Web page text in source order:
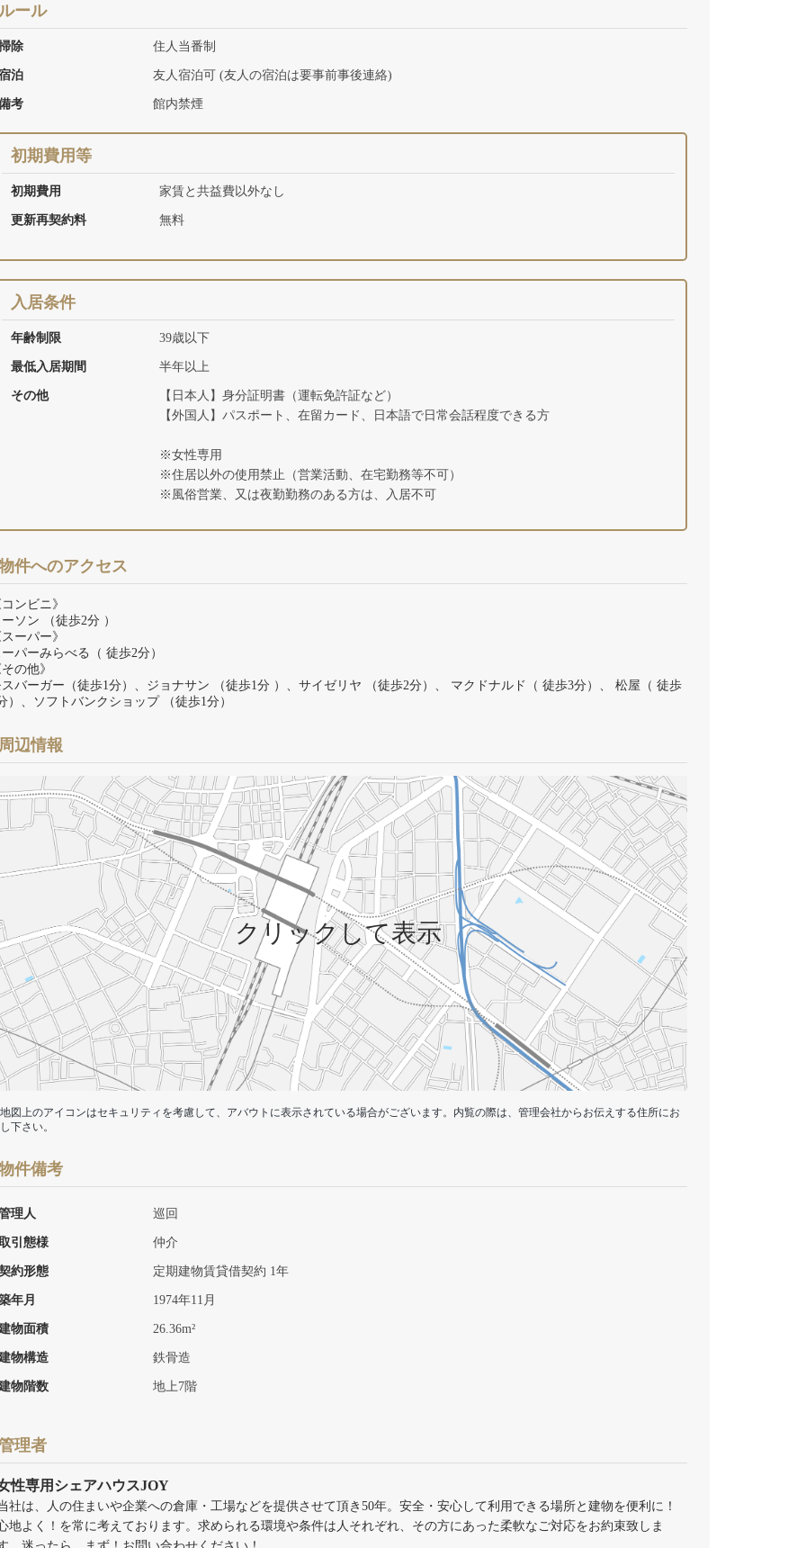
ール
除 住人当番制
泊 友人宿泊可 (友人の宿泊は要事前事後連絡)
考 館内禁煙
初期費用等
初期費用 家賃と共益費以外なし
更新再契約料 無料
入居条件
年齢制限 39歳以下
最低入居期間 半年以上
その他
【日本人】身分証明書（運転免許証など）
【外国人】パスポート、在留カード、日本語で日常会話程度できる方
※女性専用
※住居以外の使用禁止（営業活動、在宅勤務等不可）
※風俗営業、又は夜勤勤務のある方は、入居不可
件へのアクセス
ンビニ》
ソン （徒歩2分 ）
ーパー》
パーみらべる（ 徒歩2分）
の他》
バーガー（徒歩1分）、ジョナサン （徒歩1分 ）、サイゼリヤ （徒歩2分）、 マクドナルド（ 徒歩3分）、 松屋（ 徒歩
）、ソフトバンクショップ （徒歩1分）
辺情報
クリックして表示
図上のアイコンはセキュリティを考慮して、アバウトに表示されている場合がございます。内覧の際は、管理会社からお伝えする住所にお
下さい。
件備考
理人 巡回
引態様 仲介
約形態 定期建物賃貸借契約 1年
年月 1974年11月
物面積 26.36m²
物構造 鉄骨造
物階数 地上7階
理者
性専用シェアハウスJOY
社は、人の住まいや企業への倉庫・工場などを提供させて頂き50年。安全・安心して利用できる場所と建物を便利に！
地よく！を常に考えております。求められる環境や条件は人それぞれ、その方にあった柔軟なご対応をお約束致しま